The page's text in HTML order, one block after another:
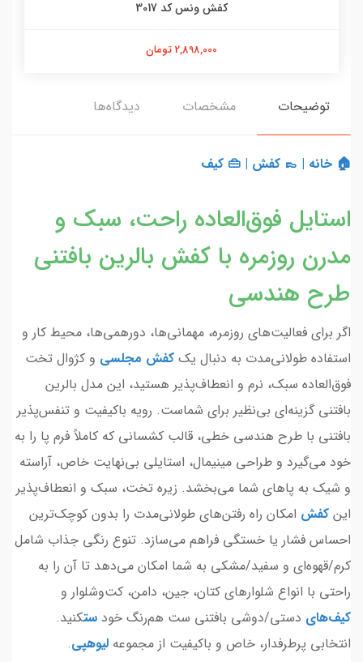
کفش ونس کد 3017
2,898,000 تومان
توضیحات مشخصات دیدگاه‌ها
🏠 خانه | 👞 کفش | 👜 کیف
استایل فوق‌العاده راحت، سبک و
مدرن روزمره با کفش بالرین بافتنی
طرح هندسی
اگر برای فعالیت‌های روزمره، مهمانی‌ها، دورهمی‌ها، محیط کار و
استفاده طولانی‌مدت به دنبال یک کفش مجلسی و کژوال تخت
فوق‌العاده سبک، نرم و انعطاف‌پذیر هستید، این مدل بالرین
بافتنی گزینه‌ای بی‌نظیر برای شماست. رویه باکیفیت و تنفس‌پذیر
بافتنی با طرح هندسی خطی، قالب کشسانی که کاملاً فرم پا را به
خود می‌گیرد و طراحی مینیمال، استایلی بی‌نهایت خاص، آراسته
و شیک به پاهای شما می‌بخشد. زیره تخت، سبک و انعطاف‌پذیر
این کفش امکان راه رفتن‌های طولانی‌مدت را بدون کوچک‌ترین
احساس فشار یا خستگی فراهم می‌سازد. تنوع رنگی جذاب شامل
کرم/قهوه‌ای و سفید/مشکی به شما امکان می‌دهد تا آن را به
راحتی با انواع شلوارهای کتان، جین، دامن، کت‌وشلوار و
کیف‌های دستی/دوشی بافتنی ست هم‌رنگ خود ستکنید.
انتخابی پرطرفدار، خاص و باکیفیت از مجموعه لیوهپی.